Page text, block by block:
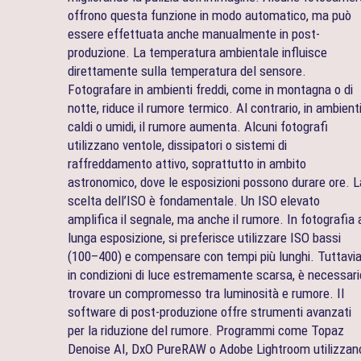
offrono questa funzione in modo automatico, ma può
essere effettuata anche manualmente in post-
produzione. La temperatura ambientale influisce
direttamente sulla temperatura del sensore.
Fotografare in ambienti freddi, come in montagna o di
notte, riduce il rumore termico. Al contrario, in ambienti
caldi o umidi, il rumore aumenta. Alcuni fotografi
utilizzano ventole, dissipatori o sistemi di
raffreddamento attivo, soprattutto in ambito
astronomico, dove le esposizioni possono durare ore.
scelta dell’ISO è fondamentale. Un ISO elevato
amplifica il segnale, ma anche il rumore. In fotografia
lunga esposizione, si preferisce utilizzare ISO bassi
(100–400) e compensare con tempi più lunghi.
in condizioni di luce estremamente scarsa, è
trovare un compromesso tra luminosità e rumore. Il
software di post-produzione offre strumenti avanzati
per la riduzione del rumore. Programmi come Topaz
Denoise AI, DxO PureRAW o Adobe Lightroom